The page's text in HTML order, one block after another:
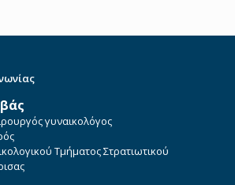
γυναικολόγος
Τμήματος Στρατιωτικού